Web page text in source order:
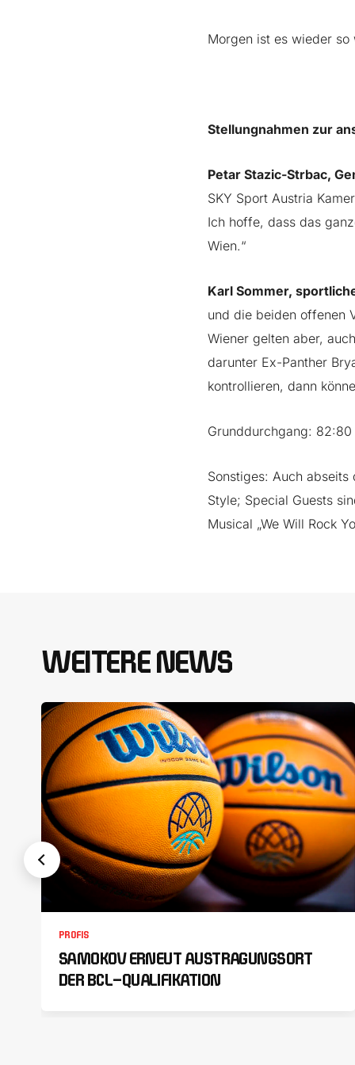
Morgen ist es wieder so
Stellungnahmen zur
Petar Stazic-Strbac,
SKY Sport Austria
Ich hoffe, dass das
Wien.“
Karl Sommer,
und die beiden offenen
Wiener gelten aber,
darunter Ex-Panther
kontrollieren, dann
Grunddurchgang: 82:80
Sonstiges: Auch
Style; Special Guests
Musical „We Will Rock
WEITERE NEWS
PROFIS
SAMOKOV ERNEUT AUSTRAGUNGSORT
DER BCL-QUALIFIKATION